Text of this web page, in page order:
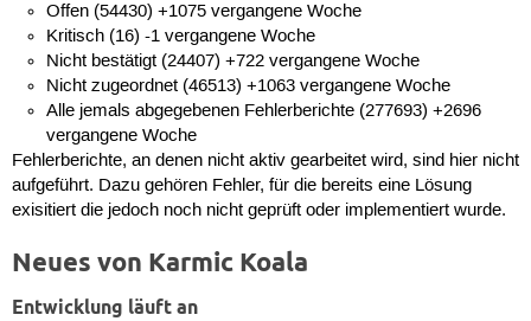
Offen (54430) +1075 vergangene Woche
Kritisch (16) -1 vergangene Woche
Nicht bestätigt (24407) +722 vergangene Woche
Nicht zugeordnet (46513) +1063 vergangene Woche
Alle jemals abgegebenen Fehlerberichte (277693) +2696
vergangene Woche
Fehlerberichte, an denen nicht aktiv gearbeitet wird, sind hier nicht
aufgeführt. Dazu gehören Fehler, für die bereits eine Lösung
exisitiert die jedoch noch nicht geprüft oder implementiert wurde.
Neues von Karmic Koala
Entwicklung läuft an